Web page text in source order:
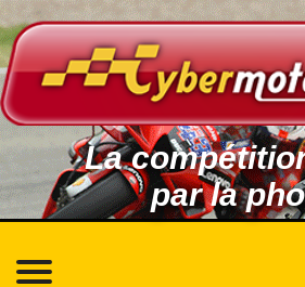
La
par la